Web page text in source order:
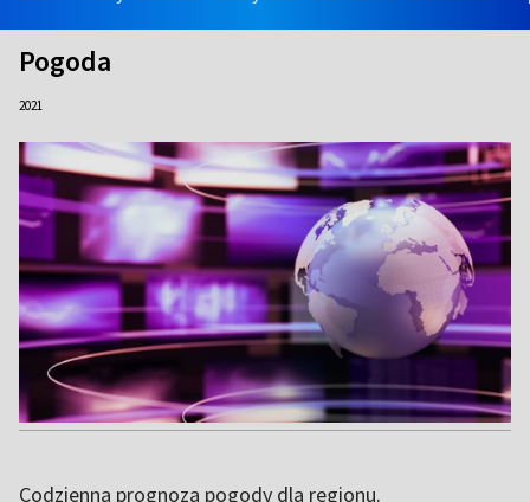
Pogoda
2021
Codzienna prognoza pogody dla regionu.